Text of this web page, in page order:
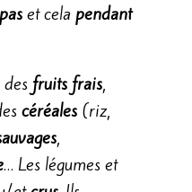
et cela pendant
des fruits frais,
céréales(riz,
,
… Les légumes et